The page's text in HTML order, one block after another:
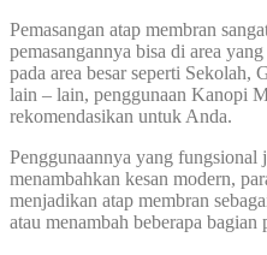
Pemasangan atap membran
pemasangannya bisa di area
pada area besar seperti Sekolah,
lain – lain, penggunaan Kanopi
rekomendasikan untuk Anda.
Penggunaannya yang fungsional
menambahkan kesan modern,
menjadikan atap membran
atau menambah beberapa bagian